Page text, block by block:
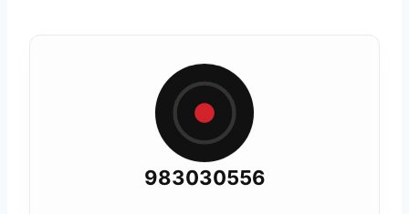
983030556